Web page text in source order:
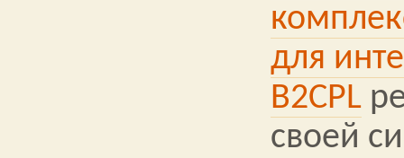
для
B2CPL
своей